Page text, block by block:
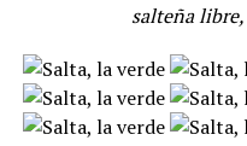
salteña